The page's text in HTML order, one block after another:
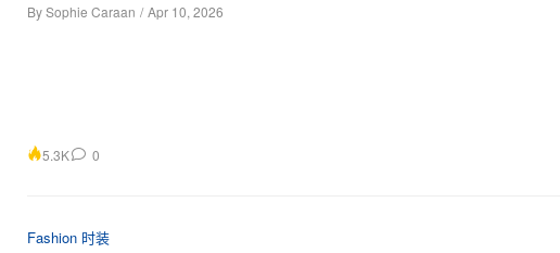
BySophie Caraan / Apr 10, 2026
5.3K 0
Fashion 时装